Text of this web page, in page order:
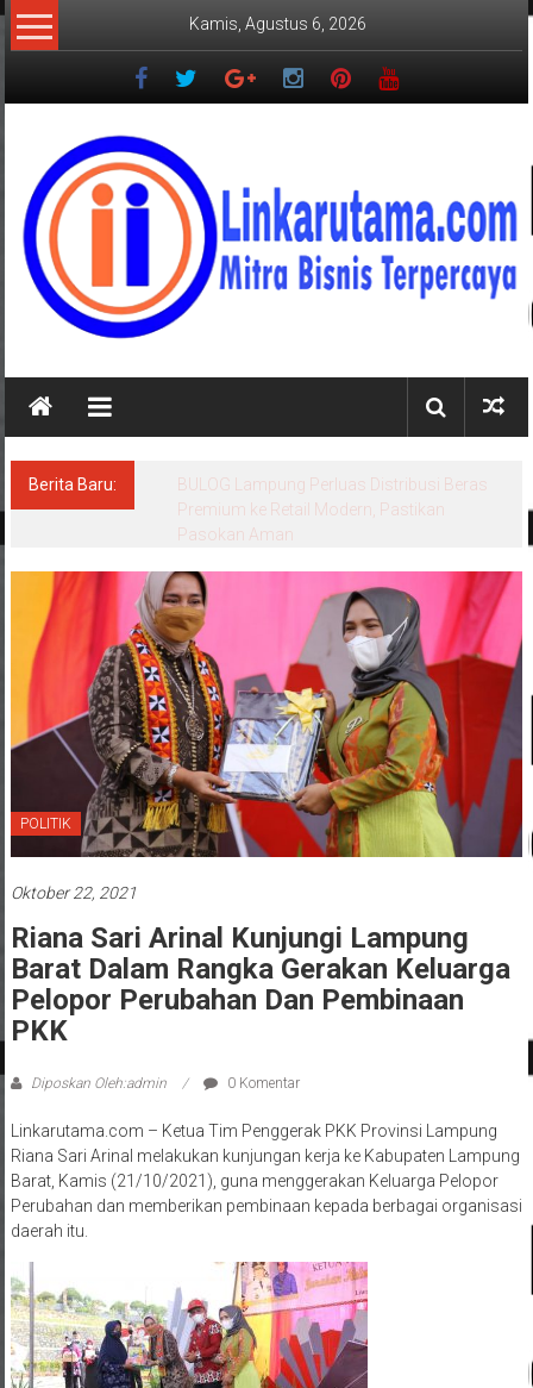
Lompat
ke
Kamis, Agustus 6, 2026
LINKARUTAMA.COM
Mitra
Terpercaya
Berita Baru:
BULOG Lampung Perluas Distribusi Beras
Premium ke Retail Modern, Pastikan
Pasokan Aman
POLITIK
Oktober 22, 2021
Riana Sari Arinal Kunjungi Lampung
Barat Dalam Rangka Gerakan Keluarga
Pelopor Perubahan Dan Pembinaan
PKK
Diposkan Oleh:admin 0 Komentar
Linkarutama.com – Ketua Tim Penggerak PKK Provinsi Lampung
Riana Sari Arinal melakukan kunjungan kerja ke Kabupaten Lampung
Barat, Kamis (21/10/2021), guna menggerakan Keluarga Pelopor
Perubahan dan memberikan pembinaan kepada berbagai organisasi
daerah itu.